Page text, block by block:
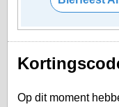
Op dit moment